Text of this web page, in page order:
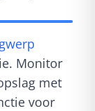
Monitor
met
voor